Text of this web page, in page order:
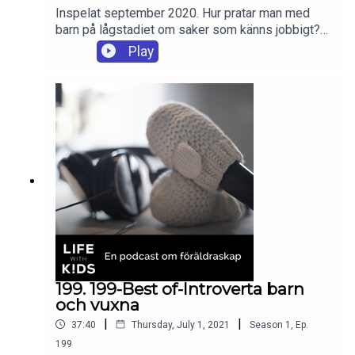
Inspelat september 2020. Hur pratar man med
barn på lågstadiet om saker som känns jobbigt?
Hur kan man hjälpa dem att sätta ord på sina
känslor och vilka är de bästa tipsen för att göra
Lina träffar barnpsykologen och författaren
Reyhaneh Ahangaran som är aktuell med
"Känsloboken" och som ger sina bästa tips och
råd. Support till showen
http://supporter.acast.com/lifewithkids.
Play
199. 199-Best of-Introverta barn
och vuxna
37:40 | Thursday, July 1, 2021 | Season 1
Ep.
199